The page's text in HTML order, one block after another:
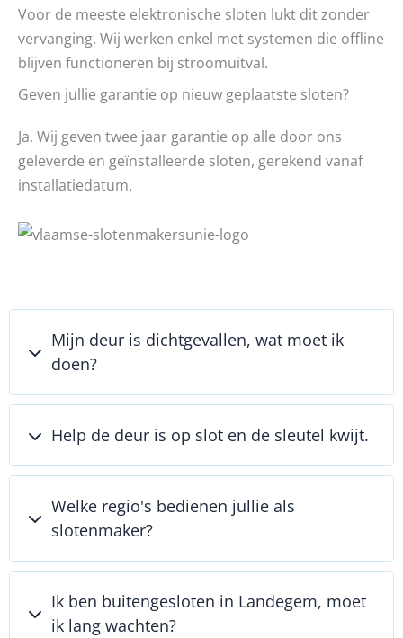
Voor de meeste elektronische sloten lukt dit zonder
vervanging. Wij werken enkel met systemen die offline
blijven functioneren bij stroomuitval.
Geven jullie garantie op nieuw geplaatste sloten?
Ja. Wij geven twee jaar garantie op alle door ons
geleverde en geïnstalleerde sloten, gerekend vanaf
installatiedatum.
Mijn deur is dichtgevallen, wat moet ik
doen?
Help de deur is op slot en de sleutel kwijt.
Welke regio's bedienen jullie als
slotenmaker?
Ik ben buitengesloten in Landegem, moet
ik lang wachten?